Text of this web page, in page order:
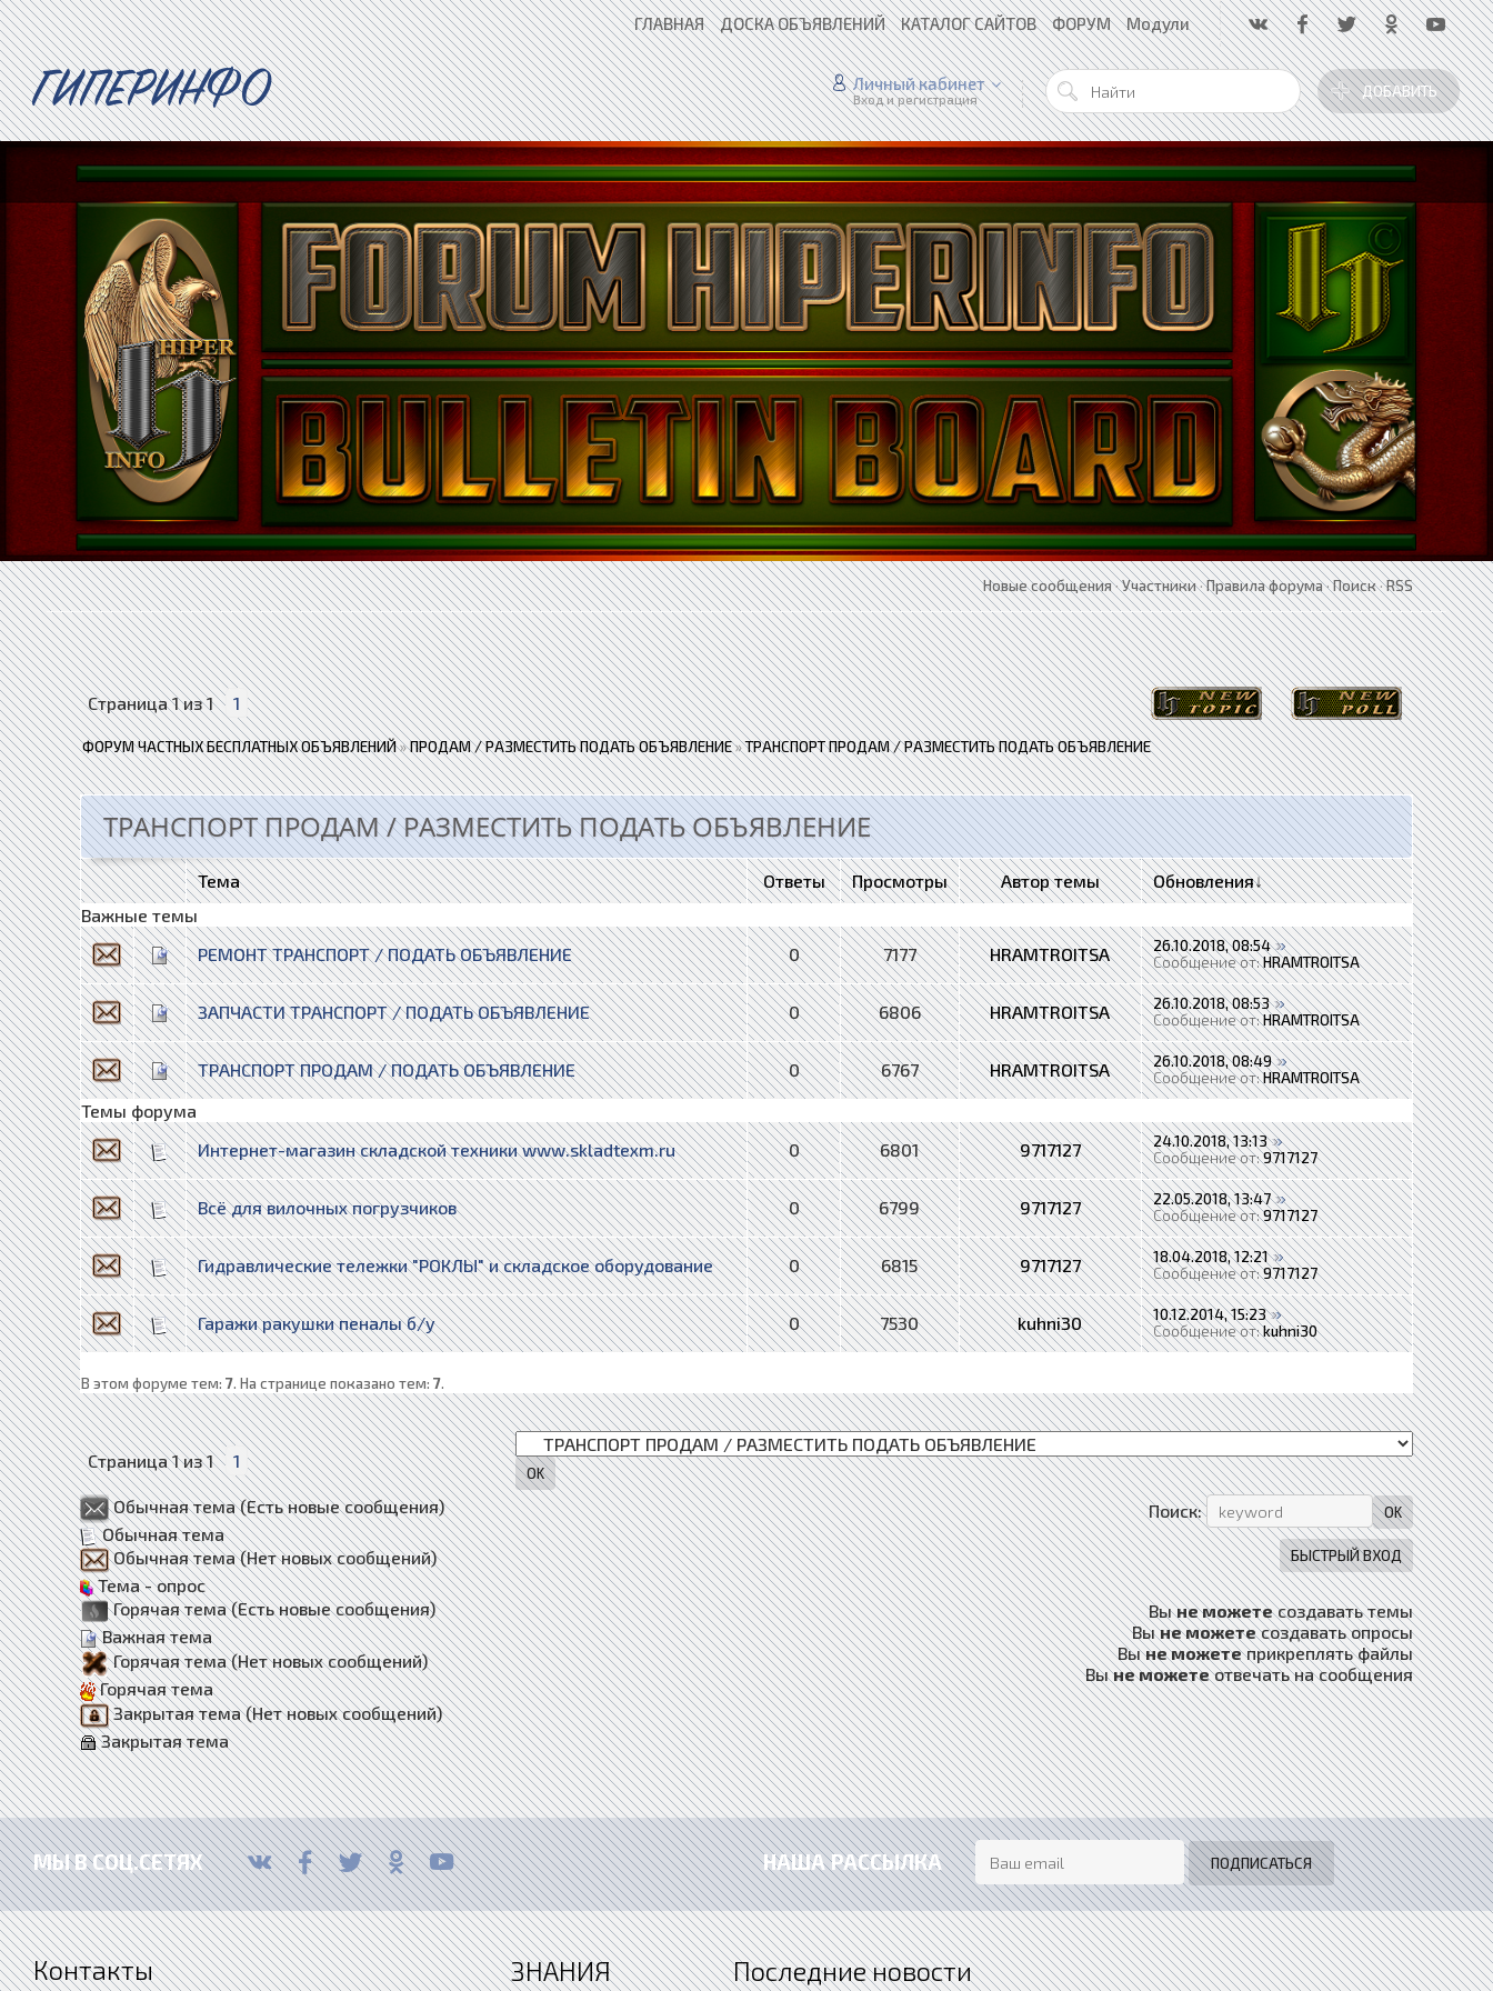
ГЛАВНАЯ ДОСКА ОБЪЯВЛЕНИЙ КАТАЛОГ САЙТОВ ФОРУМ Модули
ГИПЕРИНФО ДОБАВИТЬ
Личный кабинет
Вход и регистрация
Новые сообщения·Участники·Правила форума·Поиск·RSS
Страница1из1 1
ФОРУМ ЧАСТНЫХ БЕСПЛАТНЫХ ОБЪЯВЛЕНИЙ»ПРОДАМ / РАЗМЕСТИТЬ ПОДАТЬ ОБЪЯВЛЕНИЕ»ТРАНСПОРТ ПРОДАМ / РАЗМЕСТИТЬ ПОДАТЬ ОБЪЯВЛЕНИЕ
ТРАНСПОРТ ПРОДАМ / РАЗМЕСТИТЬ ПОДАТЬ ОБЪЯВЛЕНИЕ
Тема Ответы Просмотры Автор темы Обновления↓
Важные темы
РЕМОНТ ТРАНСПОРТ / ПОДАТЬ ОБЪЯВЛЕНИЕ
0 7177 HRAMTROITSA
26.10.2018, 08:54
Сообщение от:HRAMTROITSA
ЗАПЧАСТИ ТРАНСПОРТ / ПОДАТЬ ОБЪЯВЛЕНИЕ 0 6806 HRAMTROITSA
26.10.2018, 08:53
Сообщение от:HRAMTROITSA
ТРАНСПОРТ ПРОДАМ / ПОДАТЬ ОБЪЯВЛЕНИЕ 0 6767 HRAMTROITSA
26.10.2018, 08:49
Сообщение от:HRAMTROITSA
Темы форума
Интернет-магазин складской техники www.skladtexm.ru
0 6801 9717127
24.10.2018, 13:13
Сообщение от:9717127
Всё для вилочных погрузчиков 0 6799 9717127
22.05.2018, 13:47
Сообщение от:9717127
Гидравлические тележки "РОКЛЫ" и складское оборудование 0 6815 9717127
18.04.2018, 12:21
Сообщение от:9717127
Гаражи ракушки пеналы б/у 0 7530 kuhni30
10.12.2014, 15:23
Сообщение от:kuhni30
В этом форуме тем: 7. На странице показано тем: 7.
Страница1из1 1
Обычная тема (Есть новые сообщения)
Обычная тема
Обычная тема (Нет новых сообщений)
Тема - опрос
Горячая тема (Есть новые сообщения)
Важная тема
Горячая тема (Нет новых сообщений)
Горячая тема
Закрытая тема (Нет новых сообщений)
Закрытая тема
Поиск:
Выне можетесоздавать темы
Выне можетесоздавать опросы
Выне можетеприкреплять файлы
Выне можетеотвечать на сообщения
МЫ В СОЦ.СЕТЯХ НАША РАССЫЛКА
Контакты ЗНАНИЯ Последние новости